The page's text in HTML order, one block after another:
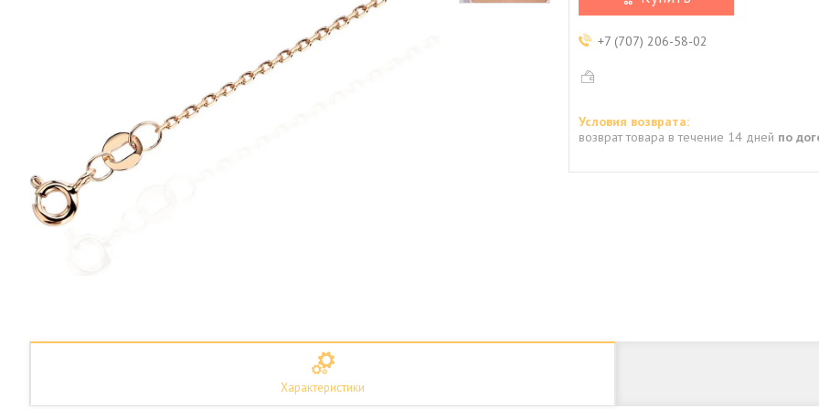
+7 (707) 206-58-02
возврат товара в течение 14 дней по
Характеристики